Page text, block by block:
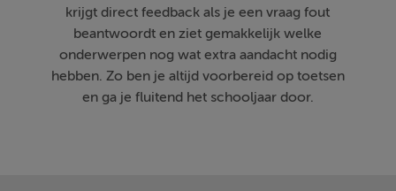
krijgt direct feedback als je een vraag fout
beantwoordt en ziet gemakkelijk welke
onderwerpen nog wat extra aandacht nodig
hebben. Zo ben je altijd voorbereid op toetsen
en ga je fluitend het schooljaar door.